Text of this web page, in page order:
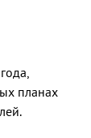
планах